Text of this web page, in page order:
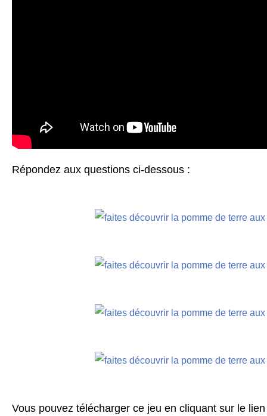
Répondez aux questions ci-dessous :
Vous pouvez télécharger ce jeu en cliquant sur le